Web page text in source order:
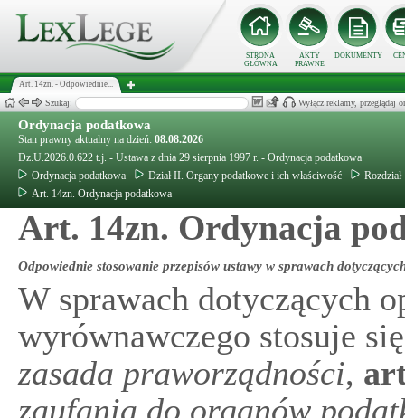
STRONA
GŁÓWNA
AKTY
PRAWNE
DOKUMENTY
Art. 14zn. - Odpowiednie...
Szukaj: Wyłącz reklamy, przeglądaj
Ordynacja podatkowa
Stan prawny aktualny na dzień: 08.08.2026
Dz.U.2026.0.622 t.j. - Ustawa z dnia 29 sierpnia 1997 r. - Ordynacja podatkowa
Ordynacja podatkowa
Dział II. Organy podatkowe i ich właściwość
Art. 14zn. Ordynacja podatkowa
Art. 14zn. Ordynacja
Odpowiednie stosowanie przepisów ustawy w sprawach
W sprawach dotyczących
wyrównawczego stosuje
zasada praworządności,
zaufania do organów